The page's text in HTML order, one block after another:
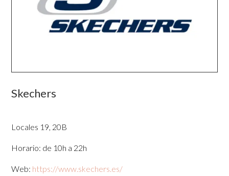
Skechers
Locales 19, 20B
Horario: de 10h a 22h
Web: https://www.skechers.es/